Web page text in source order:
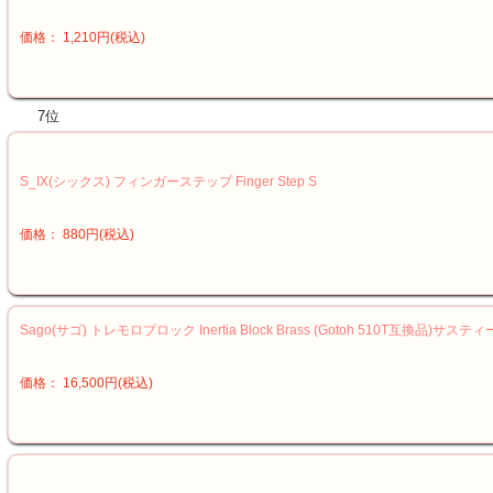
価格： 1,210円(税込)
7位
S_IX(シックス) フィンガーステップ Finger Step S
価格： 880円(税込)
Sago(サゴ) トレモロブロック Inertia Block Brass (Gotoh 510T互換品)サスティ
価格： 16,500円(税込)